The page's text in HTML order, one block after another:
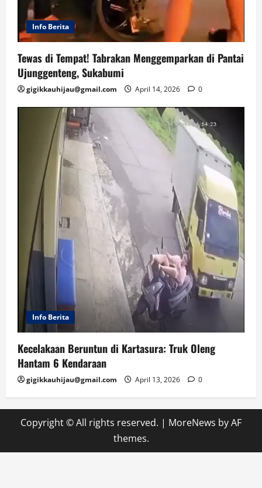
Info Berita
Tewas di Tempat! Tabrakan Menggemparkan di Pantai
Ujunggenteng, Sukabumi
gigikkauhijau@gmail.com April 14, 2026 0
Info Berita
Kecelakaan Beruntun di Kartasura: Truk Oleng
Hantam 6 Kendaraan
gigikkauhijau@gmail.com April 13, 2026 0
Copyright © All rights reserved. | MoreNews by AF
themes.